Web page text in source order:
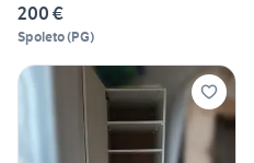
200 €
Spoleto(PG)